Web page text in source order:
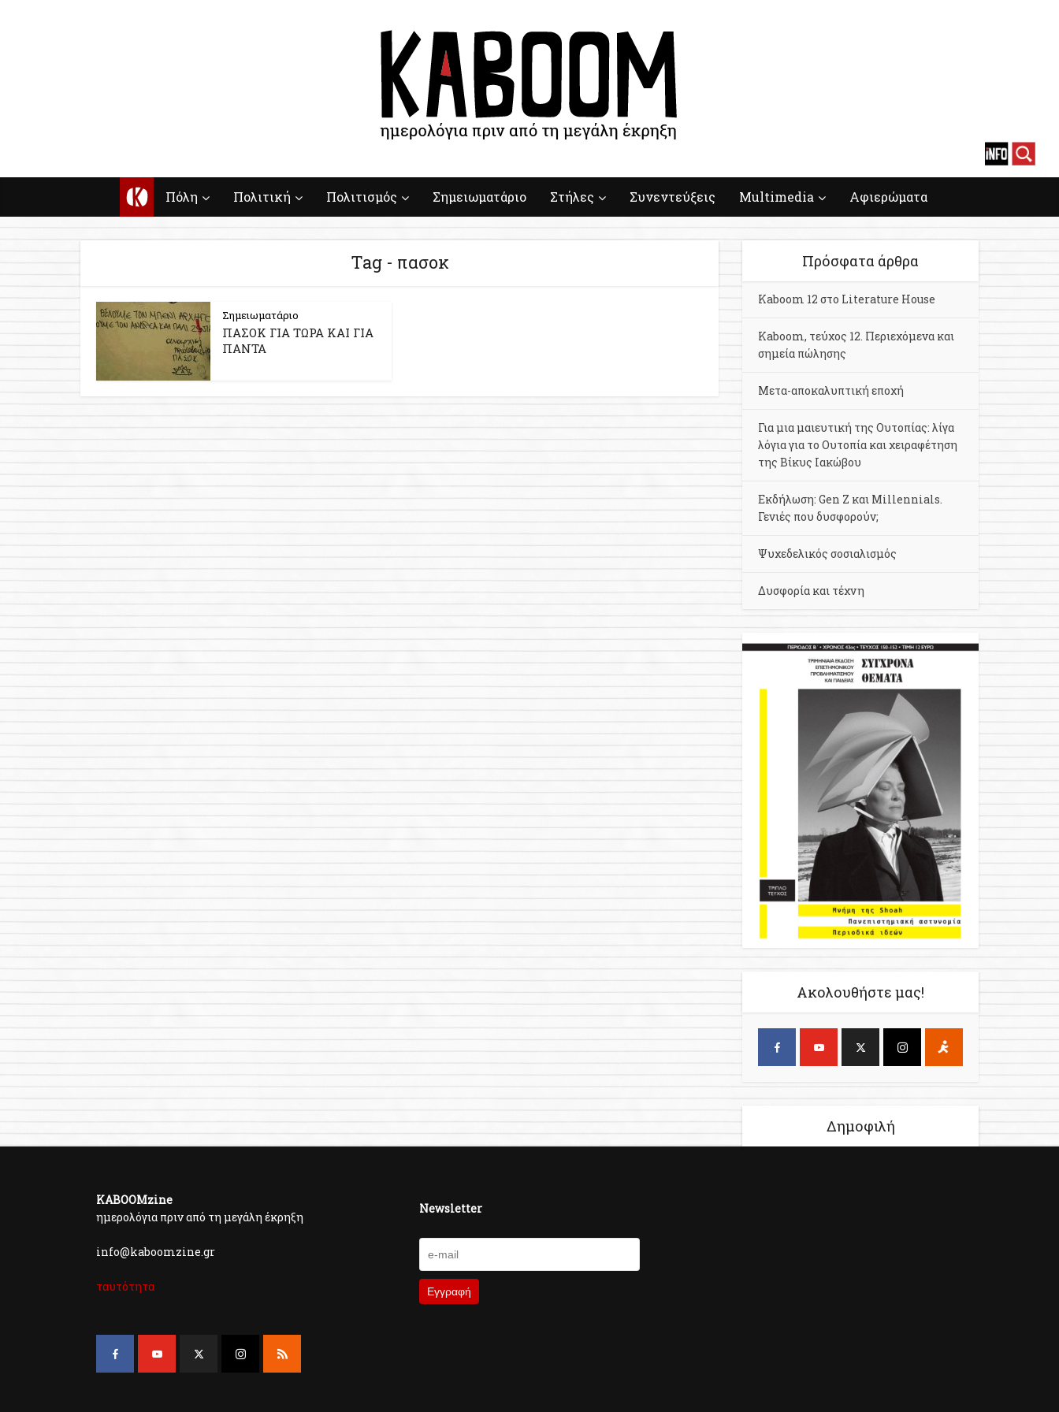
Κ Πόλη Πολιτική Πολιτισμός Σημειωματάριο Στήλες Συνεντεύξεις Multimedia Αφιερώματα
Tag - πασοκ
Σημειωματάριο
ΠΑΣΟΚ ΓΙΑ ΤΩΡΑ ΚΑΙ ΓΙΑ
ΠΑΝΤΑ
Πρόσφατα άρθρα
Kaboom 12 στο Literature House
Kaboom, τεύχος 12. Περιεχόμενα και
σημεία πώλησης
Μετα-αποκαλυπτική εποχή
Για μια μαιευτική της Ουτοπίας: λίγα
λόγια για το Ουτοπία και χειραφέτηση
της Βίκυς Ιακώβου
Εκδήλωση: Gen Z και Millennials.
Γενιές που δυσφορούν;
Ψυχεδελικός σοσιαλισμός
Δυσφορία και τέχνη
Ακολουθήστε μας!
Δημοφιλή
KABOOMzine
ημερολόγια πριν από τη μεγάλη έκρηξη
info@kaboomzine.gr
ταυτότητα
Newsletter